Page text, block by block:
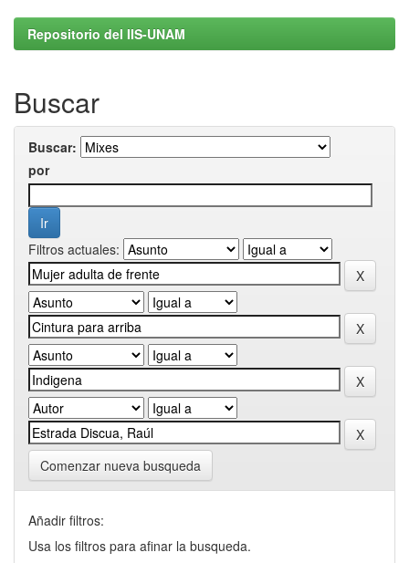
Repositorio del IIS-UNAM
Buscar
Buscar:
por
Filtros actuales:
Comenzar nueva busqueda
Añadir filtros:
Usa los filtros para afinar la busqueda.